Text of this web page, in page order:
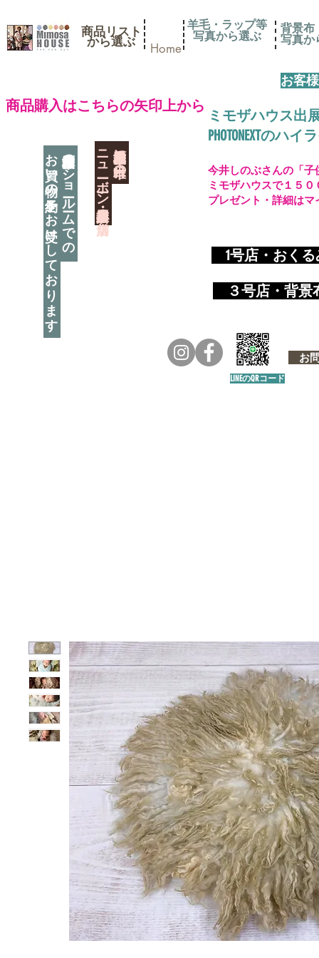
商品リスト
​から選ぶ Home
​商品購入はこちらの矢印上から
神奈川県相模原市に日本唯一の
​ニューボーン撮影用小道具店・３店舗
羊毛・ラップ等
写真から選ぶ
背景布
写真か
お客
ミモザハウス出
PHOTONEXTのハ
神奈川県相模原市のショールームでの
お買い物の予約をお受けしております 1号店・おく
​ ３号店・背
お
今井しのぶさんの「
ミモザハウスで１５
プレゼント・詳細は
LINEのQRコード